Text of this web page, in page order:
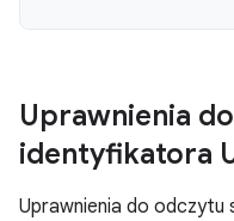
Uprawnienia
identyfikatora
Uprawnienia do odczytu